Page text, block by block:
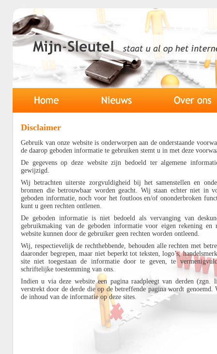
Disclaimer
Gebruik van onze website is onderworpen aan de onderstaande
de daarop geboden informatie te gebruiken stemt u in met deze
De gegevens op deze website zijn bedoeld ter algemene
gewijzigd.
Wij betrachten uiterste zorgvuldigheid bij het samenstellen en
bronnen die betrouwbaar worden geacht. Wij staan echter niet in
geboden informatie, noch voor het foutloos en/of ononderbroken
kunt u geen rechten ontlenen.
De geboden informatie is niet bedoeld als vervanging van
gebruikmaking van de geboden informatie voor eigen rekening
website kunnen door de gebruiker geen rechten worden ontleend.
Wij, respectievelijk de rechthebbende, behouden alle rechten met
daaronder begrepen, maar niet beperkt tot teksten, logo’s,
site niet toegestaan de informatie door te geven, te
schriftelijke toestemming van ons.
Indien u via deze website een pagina raadpleegt van derden
verstrekt door de derde die op de betreffende pagina wordt
de inhoud van de informatie op deze sites.